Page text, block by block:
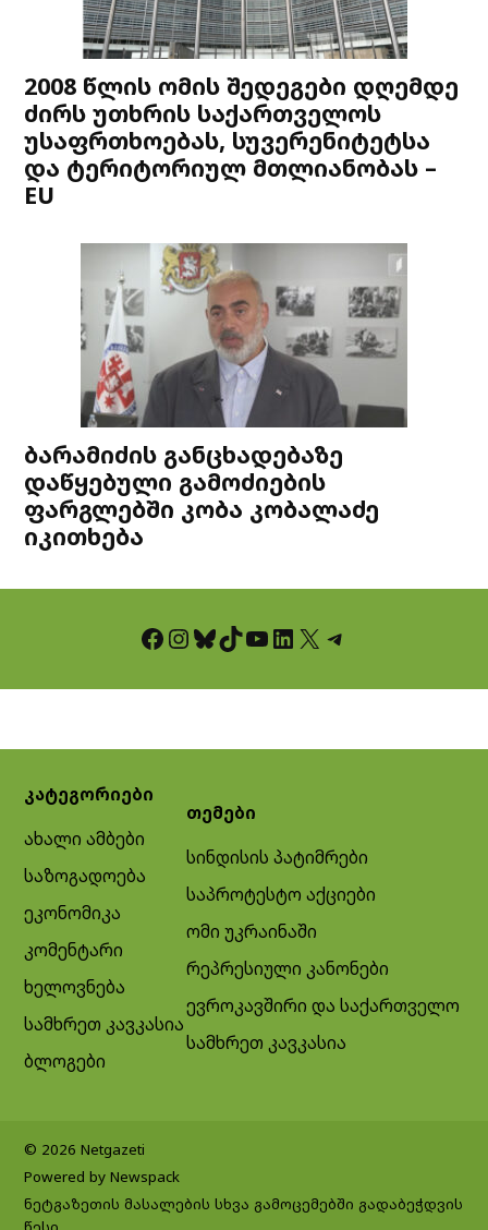
2008 წლის ომის შედეგები დღემდე
ძირს უთხრის საქართველოს
უსაფრთხოებას, სუვერენიტეტსა
და ტერიტორიულ მთლიანობას –
EU
ბარამიძის განცხადებაზე
დაწყებული გამოძიების
ფარგლებში კობა კობალაძე
იკითხება
Facebook InstagramBluesky TikTok YouTube LinkedIn X Telegram
კატეგორიები
ახალი ამბები
საზოგადოება
ეკონომიკა
კომენტარი
ხელოვნება
სამხრეთ კავკასია
ბლოგები
თემები
სინდისის პატიმრები
საპროტესტო აქციები
ომი უკრაინაში
რეპრესიული კანონები
ევროკავშირი და საქართველო
სამხრეთ კავკასია
© 2026 Netgazeti
Powered by Newspack
ნეტგაზეთის მასალების სხვა გამოცემებში გადაბეჭდვის